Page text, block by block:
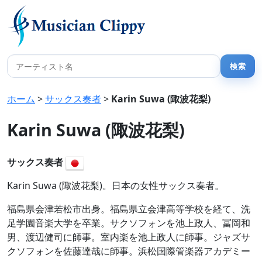
ホーム >サックス奏者> Karin Suwa (陬波花梨)
Karin Suwa (陬波花梨)
サックス奏者
Karin Suwa (陬波花梨)。日本の女性サックス奏者。
福島県会津若松市出身。福島県立会津高等学校を経て、洗
足学園音楽大学を卒業。サクソフォンを池上政人、冨岡和
男、渡辺健司に師事。室内楽を池上政人に師事。ジャズサ
クソフォンを佐藤達哉に師事。浜松国際管楽器アカデミー